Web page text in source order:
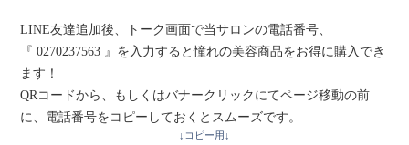
LINE友達追加後、トーク画面で当サロンの電話番号、
『 0270237563 』を入力すると憧れの美容商品をお得に購入でき
ます！
QRコードから、もしくはバナークリックにてページ移動の前
に、電話番号をコピーしておくとスムーズです。
↓コピー用↓